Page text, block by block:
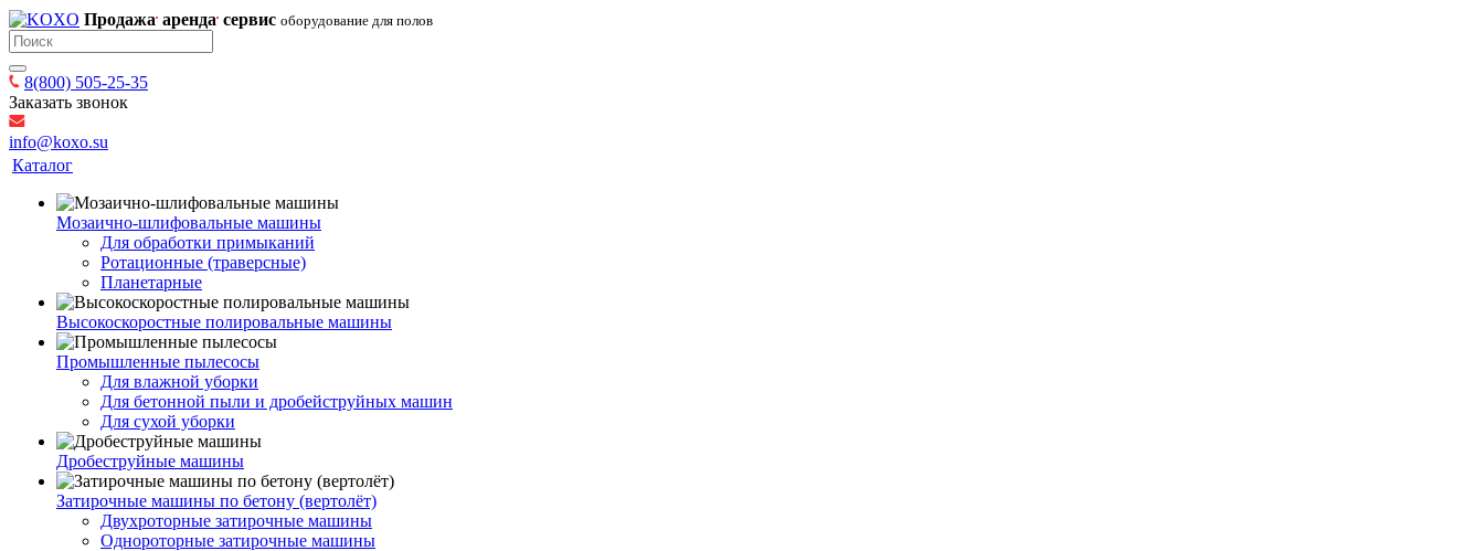
Продажа аренда сервис оборудование для полов
8(800) 505-25-35
Заказать звонок
info@koxo.su
Каталог
Мозаично-шлифовальные машины
Для обработки примыканий
Ротационные (траверсные)
Планетарные
Высокоскоростные полировальные машины
Промышленные пылесосы
Для влажной уборки
Для бетонной пыли и дробейструйных машин
Для сухой уборки
Дробеструйные машины
Затирочные машины по бетону (вертолёт)
Двухроторные затирочные машины
Однороторные затирочные машины